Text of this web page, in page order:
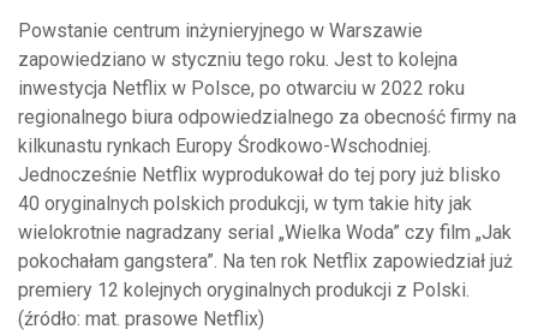
Powstanie centrum inżynieryjnego w Warszawie
zapowiedziano w styczniu tego roku. Jest to kolejna
inwestycja Netflix w Polsce, po otwarciu w 2022 roku
regionalnego biura odpowiedzialnego za obecność firmy na
kilkunastu rynkach Europy Środkowo-Wschodniej.
Jednocześnie Netflix wyprodukował do tej pory już blisko
40 oryginalnych polskich produkcji, w tym takie hity jak
wielokrotnie nagradzany serial „Wielka Woda” czy film „Jak
pokochałam gangstera”. Na ten rok Netflix zapowiedział już
premiery 12 kolejnych oryginalnych produkcji z Polski.
(źródło: mat. prasowe Netflix)